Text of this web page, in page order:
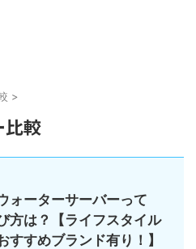
>
比較
ォーターサーバーって
方は？【ライフスタイル
すすめブランド有り！】